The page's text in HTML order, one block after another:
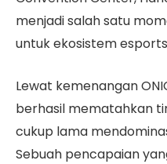
menjadi salah satu
untuk ekosistem
Lewat kemenangan
berhasil mematahkan
cukup lama
Sebuah pencapaian